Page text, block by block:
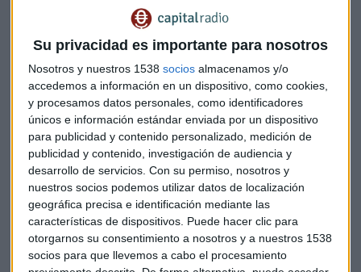
Su privacidad es importante para nosotros
Nosotros y nuestros 1538 socios almacenamos y/o
accedemos a información en un dispositivo, como cookies,
y procesamos datos personales, como identificadores
únicos e información estándar enviada por un dispositivo
para publicidad y contenido personalizado, medición de
publicidad y contenido, investigación de audiencia y
desarrollo de servicios. Con su permiso, nosotros y
nuestros socios podemos utilizar datos de localización
geográfica precisa e identificación mediante las
características de dispositivos. Puede hacer clic para
otorgarnos su consentimiento a nosotros y a nuestros 1538
socios para que llevemos a cabo el procesamiento
ofrecerá la velocidad que necesitan las
tecnologías emergentes
. Los nuevos productos de Nokia
deberían ayudarle a ganar terreno en negocios de empresas
como Facebook, Google, Apple y Amazon. Porque para los
clientes que navegan en cualquiera de sus servicios la
velocidad es lo principal.
Nokia Hardware Chipset Rápido
Router